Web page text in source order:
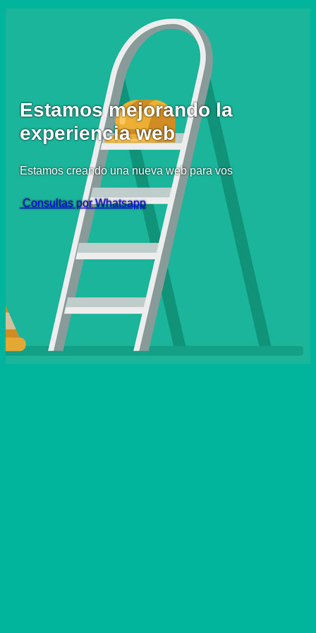
Estamos mejorando la
experiencia web
Estamos creando una nueva web para vos
Consultas por Whatsapp